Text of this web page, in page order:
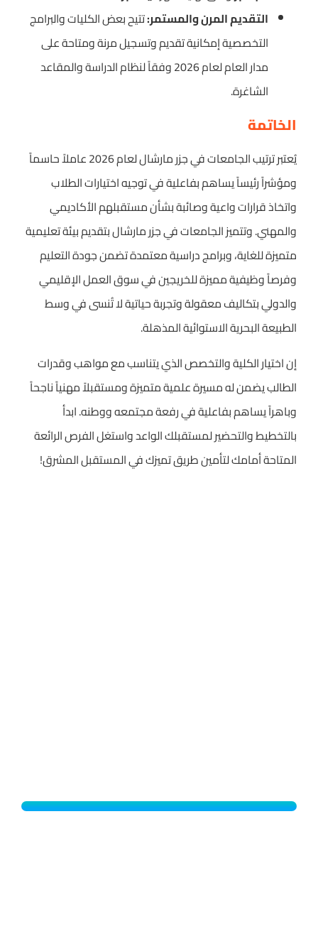
التقديم المرن والمستمر:تتيح بعض الكليات والبرامج
التخصصية إمكانية تقديم وتسجيل مرنة ومتاحة على
مدار العام لعام 2026 وفقاً لنظام الدراسة والمقاعد
الشاغرة.
الخاتمة
يُعتبر ترتيب الجامعات في جزر مارشال لعام 2026 عاملاً حاسماً
ومؤشراً رئيساً يساهم بفاعلية في توجيه اختيارات الطلاب
واتخاذ قرارات واعية وصائبة بشأن مستقبلهم الأكاديمي
والمهني. وتتميز الجامعات في جزر مارشال بتقديم بيئة تعليمية
متميزة للغاية، وبرامج دراسية معتمدة تضمن جودة التعليم
وفرصاً وظيفية مميزة للخريجين في سوق العمل الإقليمي
والدولي بتكاليف معقولة وتجربة حياتية لا تُنسى في وسط
الطبيعة البحرية الاستوائية المذهلة.
إن اختيار الكلية والتخصص الذي يتناسب مع مواهب وقدرات
الطالب يضمن له مسيرة علمية متميزة ومستقبلاً مهنياً ناجحاً
وباهراً يساهم بفاعلية في رفعة مجتمعه ووطنه. ابدأ
بالتخطيط والتحضير لمستقبلك الواعد واستغل الفرص الرائعة
المتاحة أمامك لتأمين طريق تميزك في المستقبل المشرق!